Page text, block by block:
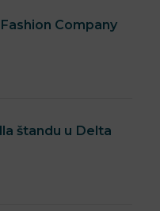
Company
štandu u Delta